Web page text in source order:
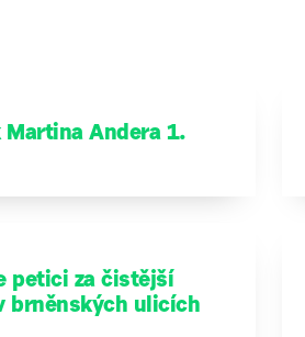
Martina Andera 1.
petici za čistější
brněnských ulicích